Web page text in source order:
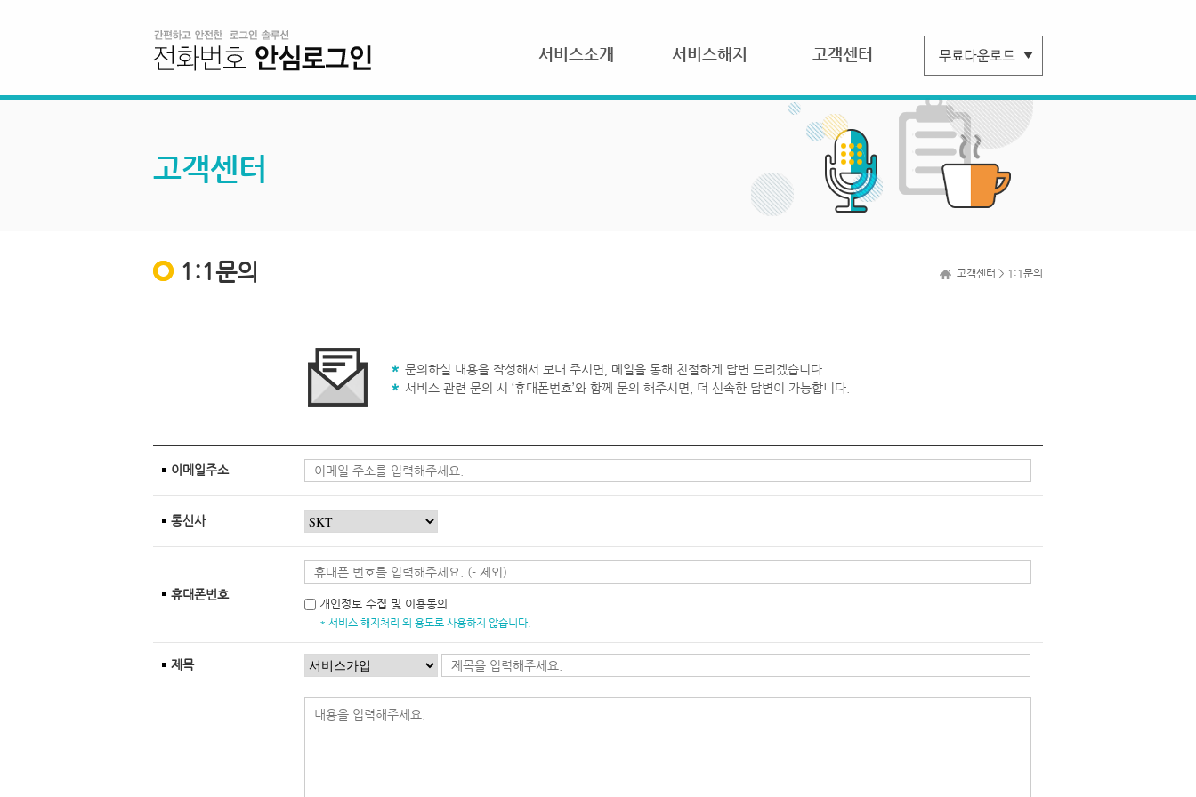
서비스소개 서비스해지 고객센터
고객센터
1:1문의 고객센터 > 1:1문의
문의하실 내용을 작성해서 보내 주시면, 메일을 통해 친절하게 답변 드리겠습니다.
서비스 관련 문의 시 ‘휴대폰번호’와 함께 문의 해주시면, 더 신속한 답변이 가능합니다.
이메일주소
통신사
휴대폰번호
개인정보 수집 및 이용동의
* 서비스 해지처리 외 용도로 사용하지 않습니다.
제목